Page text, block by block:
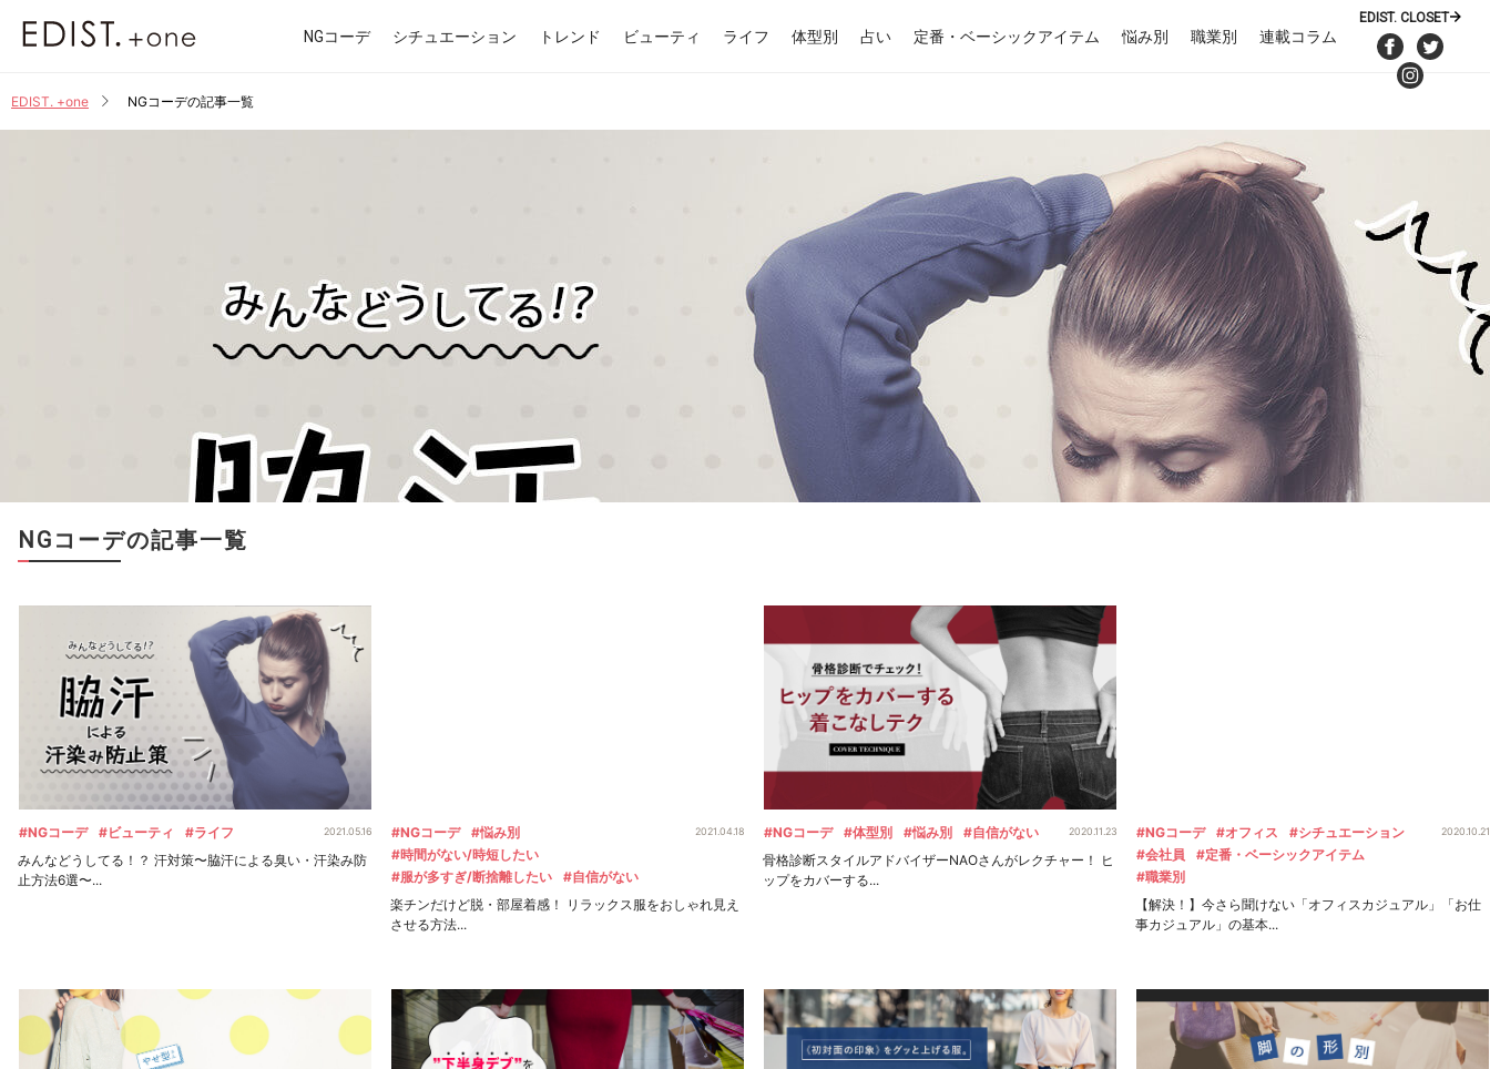
EDIST. +one
NGコーデ シチュエーション トレンド ビューティ ライフ 体型別 占い 定番・ベーシックアイテム 悩み別 職業別 連載コラム
EDIST. CLOSET
Facebook
EDIST. +one NGコーデの記事一覧
NGコーデの記事一覧
#NGコーデ #ビューティ #ライフ 2021.05.16
みんなどうしてる！？ 汗対策〜脇汗による臭い・汗染み防
止方法6選〜...
#NGコーデ
#悩み別
#時間がない/時短したい
#服が多すぎ/断捨離したい
#自信がない
2021.04.18
楽チンだけど脱・部屋着感！ リラックス服をおしゃれ見え
させる方法...
#NGコーデ #体型別 #悩み別 #自信がない 2020.11.23
骨格診断スタイルアドバイザーNAOさんがレクチャー！ ヒ
ップをカバーする...
#NGコーデ #オフィス
#シチュエーション
#会社員
#定番・ベーシックアイテム
#職業別
2020.10.21
【解決！】今さら聞けない「オフィスカジュアル」「お仕
事カジュアル」の基本...